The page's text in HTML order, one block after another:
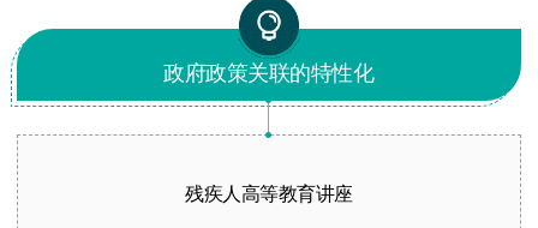
政府政策关联的特性化
残疾人高等教育讲座